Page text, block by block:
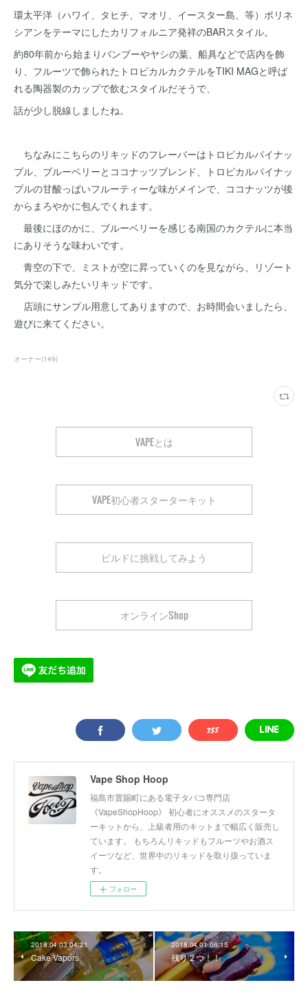
環太平洋（ハワイ、タヒチ、マオリ、イースター島、等）ポリネ
シアンをテーマにしたカリフォルニア発祥のBARスタイル。
約80年前から始まりバンブーやヤシの葉、船具などで店内を飾
り、フルーツで飾られたトロピカルカクテルをTIKI MAGと呼ば
れる陶器製のカップで飲むスタイルだそうで、
話が少し脱線しましたね。
ちなみにこちらのリキッドのフレーバーはトロピカルパイナッ
プル、ブルーベリーとココナッツブレンド、トロピカルパイナッ
プルの甘酸っぱいフルーティーな味がメインで、ココナッツが後
からまろやかに包んでくれます。
最後にほのかに、ブルーベリーを感じる南国のカクテルに本当
にありそうな味わいです。
青空の下で、ミストが空に昇っていくのを見ながら、リゾート
気分で楽しみたいリキッドです。
店頭にサンプル用意してありますので、お時間会いましたら、
遊びに来てください。
オーナー(149)
VAPEとは
VAPE初心者スターターキット
ビルドに挑戦してみよう
オンラインShop
Vape Shop Hoop
福島市置賜町にある電子タバコ専門店
《VapeShopHoop》 初心者にオススメのスタータ
ーキットから、上級者用のキットまで幅広く販売し
ています。 もちろんリキッドもフルーツやお酒ス
イーツなど、世界中のリキッドを取り扱っていま
す。
フォロー
2018.04.03 04:21
Cake Vapors
2018.04.01 06:15
残り２つ！！